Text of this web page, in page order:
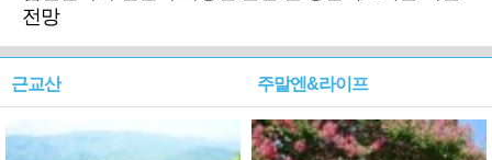
전망
근교산 주말엔&라이프